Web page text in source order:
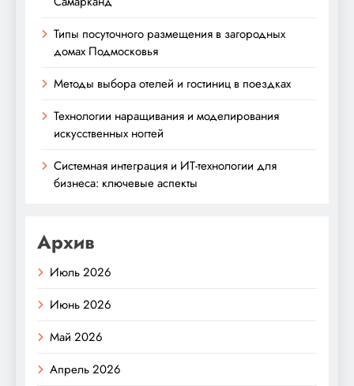
Типы посуточного размещения в загородных
домах Подмосковья
Методы выбора отелей и гостиниц в поездках
Технологии наращивания и моделирования
искусственных ногтей
Системная интеграция и ИТ-технологии для
бизнеса: ключевые аспекты
Архив
Июль 2026
Июнь 2026
Май 2026
Апрель 2026